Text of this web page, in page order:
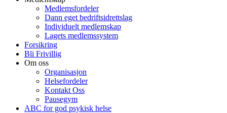
Medlemsfordeler
Dann eget bedriftsidrettslag
Individuelt medlemskap
Lagets medlemssystem
Forsikring
Bli Frivillig
Om oss
Organisasjon
Helsefordeler
Kontakt Oss
Pausegym
ABC for god psykisk helse